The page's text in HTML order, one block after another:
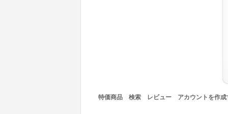
特価商品 検索 レビュー アカウントを作成